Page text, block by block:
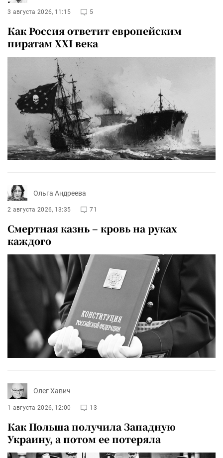
3 августа 2026, 11:15 5
Как Россия ответит европейским
пиратам XXI века
Ольга Андреева
2 августа 2026, 13:35 71
Смертная казнь – кровь на руках
каждого
Олег Хавич
1 августа 2026, 12:00 13
Как Польша получила Западную
Украину, а потом ее потеряла